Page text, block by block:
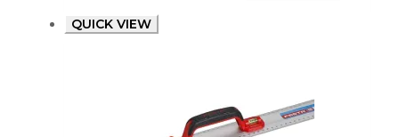
QUICK VIEW